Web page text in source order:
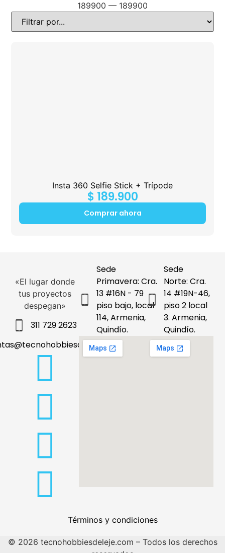
189900 — 189900
Insta 360 Selfie Stick + Trípode
$ 189.900
Comprar ahora
«El lugar donde
tus proyectos
despegan»
311 729 2623
Sede
Primavera: Cra.
13 #16N - 79
piso bajo, local
114, Armenia,
Quindío.
Sede
Norte: Cra.
14 #19N-46,
piso 2 local
3. Armenia,
Quindío.
Términos y condiciones
© 2026 tecnohobbiesdeleje.com – Todos los derechos